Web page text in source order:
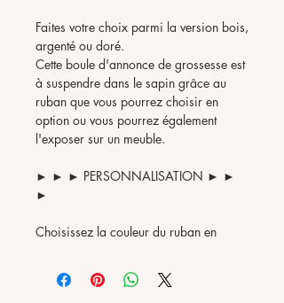
Faites votre choix parmi la version bois,
argenté ou doré.
Cette boule d'annonce de grossesse est
à suspendre dans le sapin grâce au
ruban que vous pourrez choisir en
option ou vous pourrez également
l'exposer sur un meuble.
► ► ► PERSONNALISATION ► ►
►
Choisissez la couleur du ruban en
► ► ► TAILLE & MATIERE ► ► ►